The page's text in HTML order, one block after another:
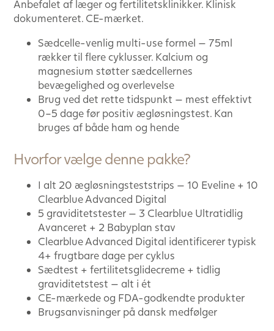
Anbefalet af læger og fertilitetsklinikker. Klinisk
dokumenteret. CE-mærket.
Sædcelle-venlig multi-use formel — 75ml
rækker til flere cyklusser. Kalcium og
magnesium støtter sædcellernes
bevægelighed og overlevelse
Brug ved det rette tidspunkt — mest effektivt
0–5 dage før positiv ægløsningstest. Kan
bruges af både ham og hende
Hvorfor vælge denne pakke?
I alt 20 ægløsningsteststrips — 10 Eveline + 10
Clearblue Advanced Digital
5 graviditetstester — 3 Clearblue Ultratidlig
Avanceret + 2 Babyplan stav
Clearblue Advanced Digital identificerer typisk
4+ frugtbare dage per cyklus
Sædtest + fertilitetsglidecreme + tidlig
graviditetstest — alt i ét
CE-mærkede og FDA-godkendte produkter
Brugsanvisninger på dansk medfølger